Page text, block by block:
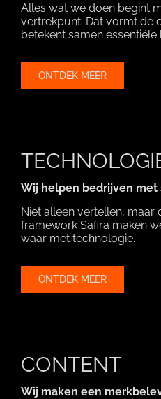
Alles wat we doen begint
vertrekpunt. Dat vormt de
betekent samen essentiële
ONTDEK MEER
Wij helpen bedrijven met
Niet alleen vertellen, maar
framework Safira maken
waar met technologie.
ONTDEK MEER
CONTENT
Wij maken een